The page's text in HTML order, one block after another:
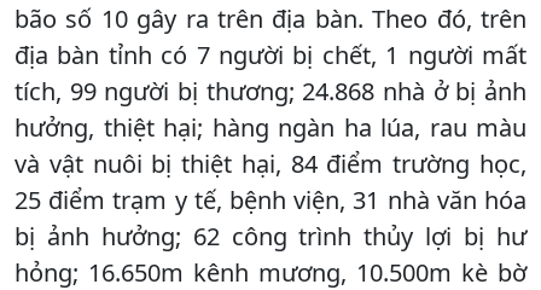
bão số 10 gây ra trên địa bàn. Theo đó, trên
địa bàn tỉnh có 7 người bị chết, 1 người mất
tích, 99 người bị thương; 24.868 nhà ở bị ảnh
hưởng, thiệt hại; hàng ngàn ha lúa, rau màu
và vật nuôi bị thiệt hại, 84 điểm trường học,
25 điểm trạm y tế, bệnh viện, 31 nhà văn hóa
bị ảnh hưởng; 62 công trình thủy lợi bị hư
hỏng; 16.650m kênh mương, 10.500m kè bờ